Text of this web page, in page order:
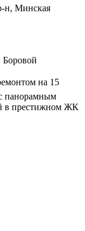
н, Минская
Боровой
на 15
панорамным
в престижном ЖК